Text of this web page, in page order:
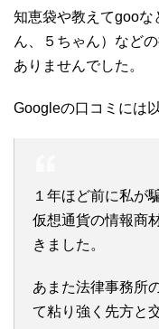
知恵袋や教えてgooな
ん、５ちゃん）など
ありませんでした。
Googleの口コミには
１年ほど前に私が
仮想通貨の情報商
きました。
あまた法律事務所
て粘り強く先方と